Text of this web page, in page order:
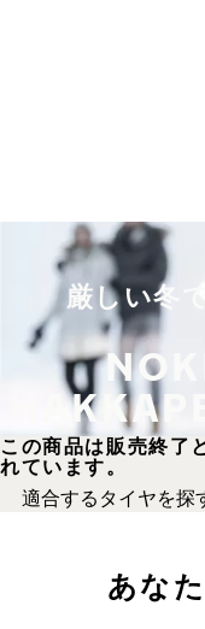
厳しい冬
この商品は販売終了
れています。
適合するタイヤを探
あな